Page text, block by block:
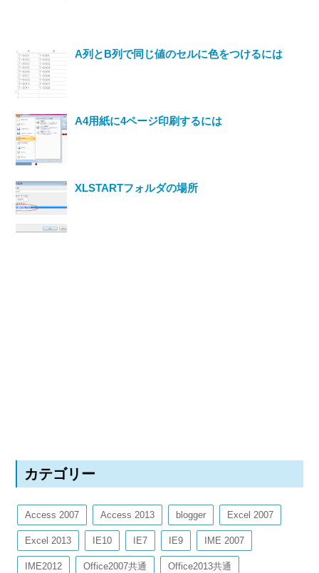
A列とB列で同じ値のセルに色をつけるには
A4用紙に4ページ印刷するには
XLSTARTフォルダの場所
カテゴリー
Access 2007 Access 2013 blogger Excel 2007
Excel 2013 IE10 IE7 IE9 IME 2007
IME2012 Office2007共通 Office2013共通